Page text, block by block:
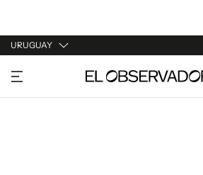
URUGUAY
URUGUAY
ARGENTINA